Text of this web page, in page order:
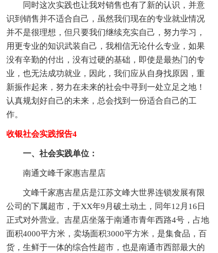
同时这次实践也让我对销售也有了新的认识，并意
识到销售并不适合自己，虽然我们现在的专业就业情况
并不是很理想，但只要我们继续充实自己，努力学习，
用更专业的知识武装自己，我相信无论什么专业，如果
没有辛勤的付出，没有过硬的基础，即使是最热门的专
业，也无法成功就业，因此，我们应从自身找原因，重
新振作起来，努力在未来的社会中寻到一处立足之地！
认真规划好自己的未来，总会找到一份适合自己的工
作。
收银社会实践报告4
一、社会实践单位：
南通文峰千家惠吉星店
文峰千家惠吉星店是江苏文峰大世界连锁发展有限
公司的下属超市，于XX年9月破土动土，同年12月16日
正式对外营业。吉星店坐落于南通市青年西路4号，占地
面积4000平方米，卖场面积3000平方米，是集食品，百
货，生鲜于一体的综合性超市，也是南通市西部最大的